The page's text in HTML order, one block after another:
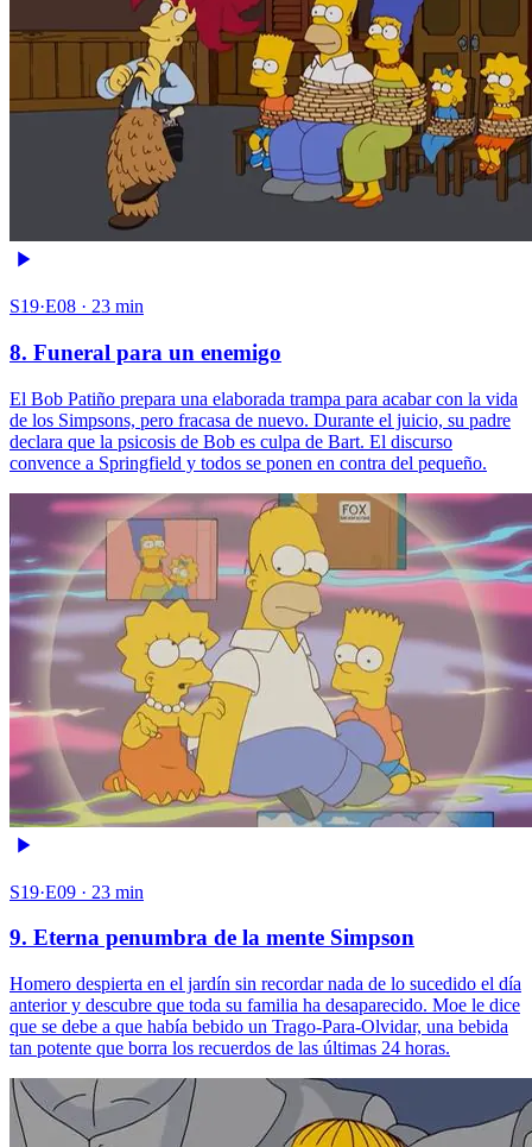
S19·E08 · 23 min
8. Funeral para un enemigo
El Bob Patiño prepara una elaborada trampa para acabar con la vida
de los Simpsons, pero fracasa de nuevo. Durante el juicio, su padre
declara que la psicosis de Bob es culpa de Bart. El discurso
convence a Springfield y todos se ponen en contra del pequeño.
S19·E09 · 23 min
9. Eterna penumbra de la mente Simpson
Homero despierta en el jardín sin recordar nada de lo sucedido el día
anterior y descubre que toda su familia ha desaparecido. Moe le dice
que se debe a que había bebido un Trago-Para-Olvidar, una bebida
tan potente que borra los recuerdos de las últimas 24 horas.